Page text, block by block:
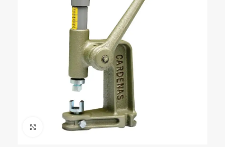
Clique para ampliar